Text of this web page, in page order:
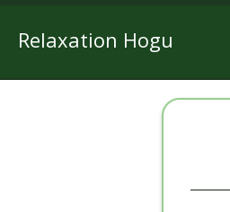
Relaxation Hogu